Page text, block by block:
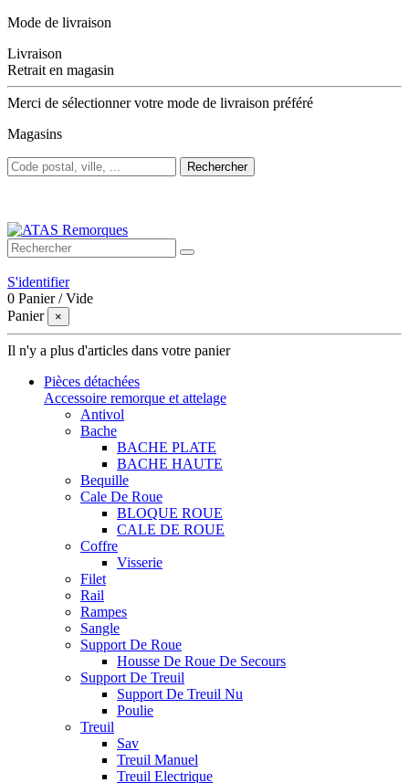
Mode de livraison
Livraison
Retrait en magasin
Merci de sélectionner votre mode de livraison préféré
Magasins
Rechercher
S'identifier
0 Panier /Vide
Panier
×
Il n'y a plus d'articles dans votre panier
Pièces détachées
Accessoire remorque et attelage
Antivol
Bache
BACHE PLATE
BACHE HAUTE
Bequille
Cale De Roue
BLOQUE ROUE
CALE DE ROUE
Coffre
Visserie
Filet
Rail
Rampes
Sangle
Support De Roue
Housse De Roue De Secours
Support De Treuil
Support De Treuil Nu
Poulie
Treuil
Sav
Treuil Manuel
Treuil Electrique